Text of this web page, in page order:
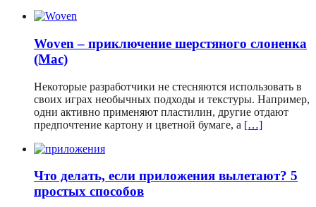
Woven – приключение шерстяного слоненка
(Mac)
Некоторые разработчики не стесняются использовать в
своих играх необычных подходы и текстуры. Например,
одни активно применяют пластилин, другие отдают
предпочтение картону и цветной бумаге, а […]
Что делать, если приложения вылетают? 5
простых способов